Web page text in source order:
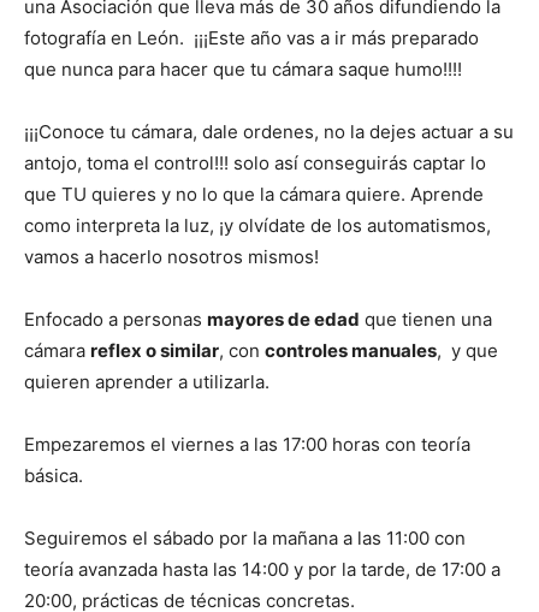
una Asociación que lleva más de 30 años difundiendo la
fotografía en León. ¡¡¡Este año vas a ir más preparado
que nunca para hacer que tu cámara saque humo!!!!
¡¡¡Conoce tu cámara, dale ordenes, no la dejes actuar a su
antojo, toma el control!!! solo así conseguirás captar lo
que TU quieres y no lo que la cámara quiere. Aprende
como interpreta la luz, ¡y olvídate de los automatismos,
vamos a hacerlo nosotros mismos!
Enfocado a personas mayores de edad que tienen una
cámara reflex o similar, con controles manuales, y que
quieren aprender a utilizarla.
Empezaremos el viernes a las 17:00 horas con teoría
básica.
Seguiremos el sábado por la mañana a las 11:00 con
teoría avanzada hasta las 14:00 y por la tarde, de 17:00 a
20:00, prácticas de técnicas concretas.